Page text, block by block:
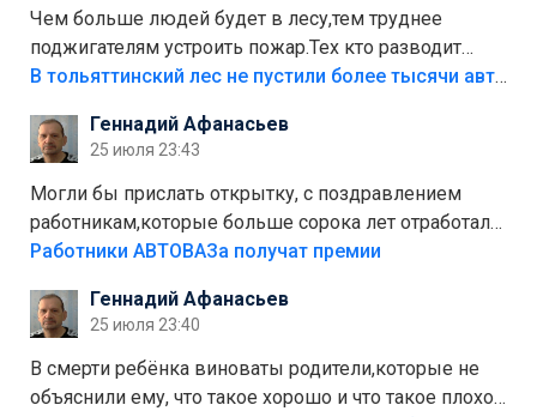
Чем больше людей будет в лесу,тем труднее
поджигателям устроить пожар.Тех кто разводит
костры,тех надо безбожно штрафовать.Камер полно
Штрафы мизерные.
В тольяттинский лес не пустили более тысячи автомобилей
Геннадий Афанасьев
25 июля 23:43
Могли бы прислать открытку, с поздравлением
работникам,которые больше сорока лет отработали
на предприятии.
Работники АВТОВАЗа получат премии
Геннадий Афанасьев
25 июля 23:40
В смерти ребёнка виноваты родители,которые не
объяснили ему, что такое хорошо и что такое плохо!